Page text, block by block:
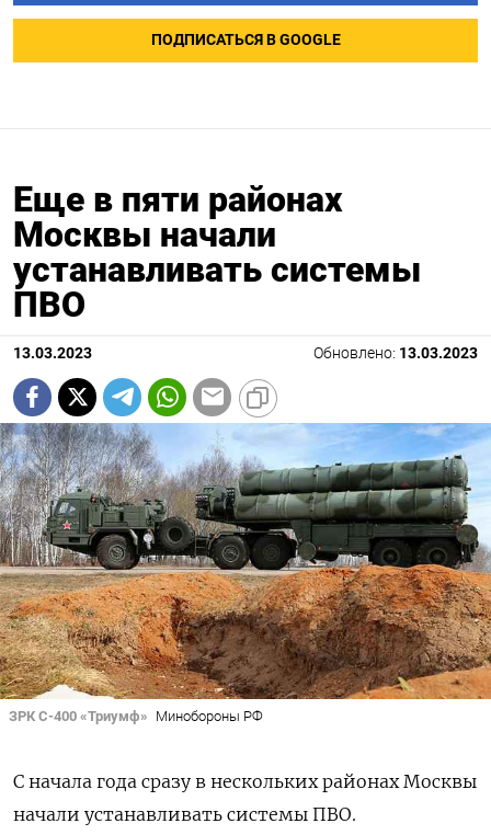
ПОДПИСАТЬСЯ В GOOGLE
Еще в пяти районах
Москвы начали
устанавливать системы
ПВО
13.03.2023 Обновлено: 13.03.2023
ЗРК С-400 «Триумф» Минобороны РФ
С начала года сразу в нескольких районах Москвы
начали устанавливать системы ПВО.